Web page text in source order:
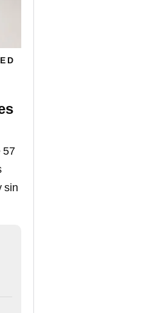
D
57
sin